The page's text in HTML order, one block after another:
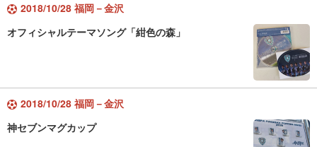
2018/10/28 福岡－金沢
オフィシャルテーマソング「紺色の森」
2018/10/28 福岡－金沢
神セブンマグカップ